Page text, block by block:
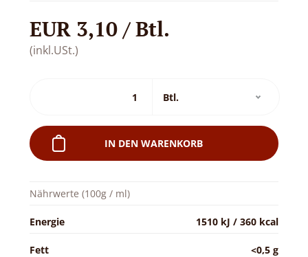
EUR 3,10 / Btl.
(inkl.USt.)
IN DEN WARENKORB
Nährwerte (100g / ml)
Energie 1510 kJ / 360 kcal
Fett <0,5 g